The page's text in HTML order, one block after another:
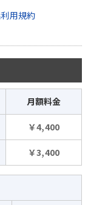
用規約
月額料金
￥4,400
￥3,400